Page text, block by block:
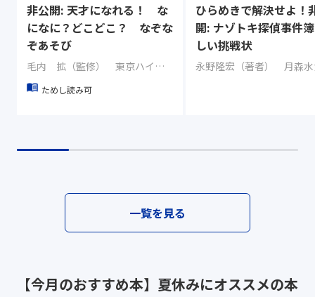
非公開: 天才になれる！ な
になに？どこどこ？ なぞな
ぞあそび
毛内 拡（監修） 東京ハイジ（イラスト） 株式会社ニコリ（その他）
ためし読み可
ひらめきで解決せよ！
開: ナゾトキ探偵事件
しい挑戦状
一覧を見る
【今月のおすすめ本】夏休みにオススメの本